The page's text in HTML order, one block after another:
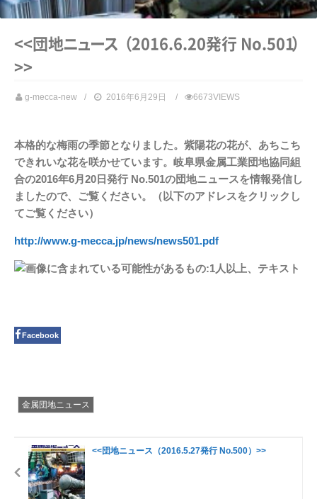
<<団地ニュース（2016.6.20発行 No.501 ）
>>
g-mecca-new 2016年6月29日 6673VIEWS
本格的な梅雨の季節となりました。紫陽花の花が、あちこち
できれいな花を咲かせています。岐阜県金属工業団地協同組
合の2016年6月20日発行 No.501の団地ニュースを情報発信し
ましたので、ご覧ください。（以下のアドレスをクリックし
てご覧ください）
http://www.g-mecca.jp/news/news501.pdf
Facebook
金属団地ニュース
<<団地ニュース（2016.5.27発行 No.500）>>